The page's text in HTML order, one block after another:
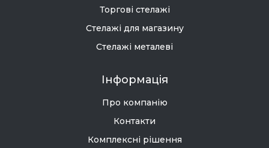
Торгові стелажі
Стелажі для магазину
Стелажі металеві
Інформація
Про компанію
Контакти
Комплексні рішення